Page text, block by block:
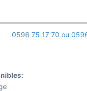
0596 75 17 70 ou